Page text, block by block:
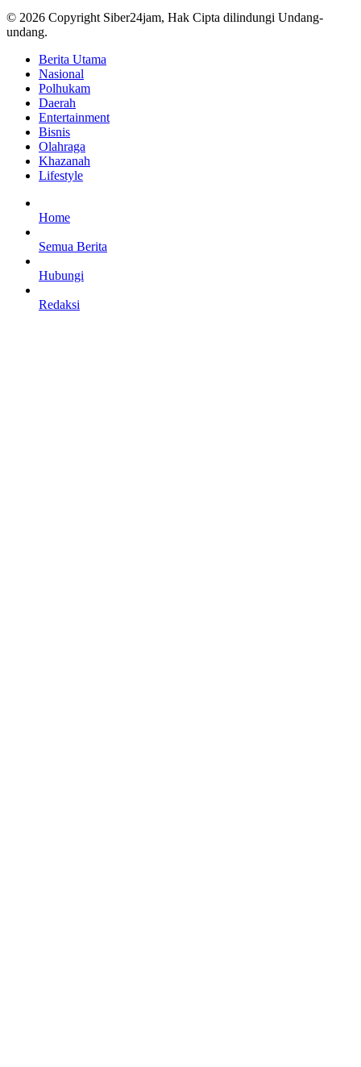
© 2026 Copyright Siber24jam, Hak Cipta dilindungi Undang-
undang.
Berita Utama
Nasional
Polhukam
Daerah
Entertainment
Bisnis
Olahraga
Khazanah
Lifestyle
Home
Semua Berita
Hubungi
Redaksi